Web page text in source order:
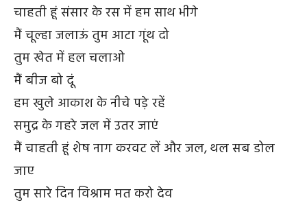
चाहती हूं संसार के रस में हम साथ भीगे
मैं चूल्हा जलाऊं तुम आटा गूंथ दो
तुम खेत में हल चलाओ
मैं बीज बो दूं
हम खुले आकाश के नीचे पड़े रहें
समुद्र के गहरे जल में उतर जाएं
मैं चाहती हूं शेष नाग करवट लें और जल, थल सब डोल
जाए
तुम सारे दिन विश्राम मत करो देव